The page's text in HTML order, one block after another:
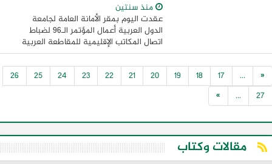
منذ سنتين
عقدت اليوم بمقر الأمانة العامة لجامعة
الدول العربية أعمال المؤتمر الـ96 لضباط
اتصال المكاتب الإقليمية للمقاطعة العربية
لـ"إسرائيل"، وذلك تنفيذًا لقرارات مجالس
جامعة الدول العربية على مستوى القمة ...
«
...
17
18
19
20
21
22
23
24
25
26
27
...
»
مقالات وكتاب